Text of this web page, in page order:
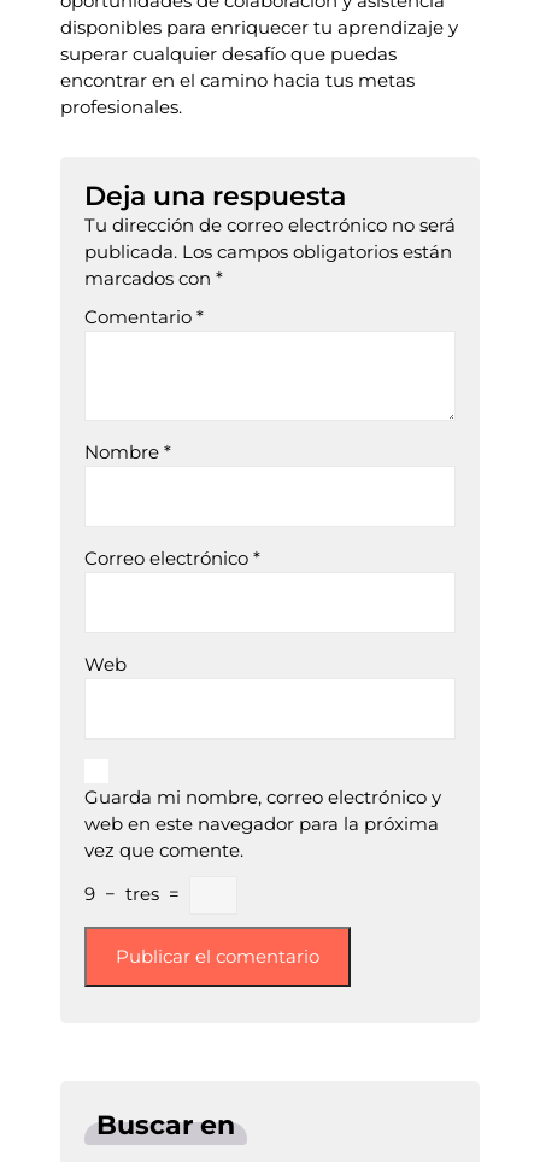
disponibles para enriquecer tu aprendizaje y
superar cualquier desafío que puedas
encontrar en el camino hacia tus metas
profesionales.
Deja una respuesta
Tu dirección de correo electrónico no será
publicada. Los campos obligatorios están
marcados con *
Comentario *
Nombre *
Correo electrónico *
Web
Guarda mi nombre, correo electrónico y
web en este navegador para la próxima
vez que comente.
9 − tres =
Buscar en